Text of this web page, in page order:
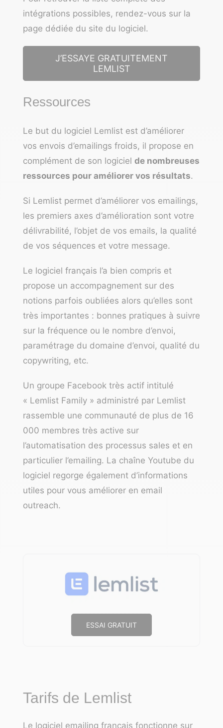
intégrations possibles, rendez-vous sur la
page dédiée du site du logiciel.
J’ESSAYE GRATUITEMENT
LEMLIST
Ressources
Le but du logiciel Lemlist est d’améliorer
vos envois d’emailings froids, il propose en
complément de son logiciel de nombreuses
ressources pour améliorer vos résultats.
Si Lemlist permet d’améliorer vos emailings,
les premiers axes d’amélioration sont votre
délivrabilité, l’objet de vos emails, la qualité
de vos séquences et votre message.
Le logiciel français l’a bien compris et
propose un accompagnement sur des
notions parfois oubliées alors qu’elles sont
très importantes : bonnes pratiques à suivre
sur la fréquence ou le nombre d’envoi,
paramétrage du domaine d’envoi, qualité du
copywriting, etc.
Un groupe Facebook très actif intitulé
« Lemlist Family » administré par Lemlist
rassemble une communauté de plus de 16
000 membres très active sur
l’automatisation des processus sales et en
particulier l’emailing. La chaîne Youtube du
logiciel regorge également d’informations
utiles pour vous améliorer en email
outreach.
ESSAI GRATUIT
Tarifs de Lemlist
Le logiciel emailing français fonctionne sur